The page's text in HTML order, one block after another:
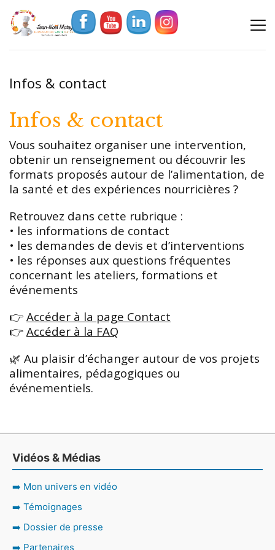
Infos & contact
Infos & contact
Vous souhaitez organiser une intervention,
obtenir un renseignement ou découvrir les
formats proposés autour de l’alimentation, de
la santé et des expériences nourricières ?
Retrouvez dans cette rubrique :
• les informations de contact
• les demandes de devis et d’interventions
• les réponses aux questions fréquentes
concernant les ateliers, formations et
événements
👉 Accéder à la page Contact
👉 Accéder à la FAQ
🌿 Au plaisir d’échanger autour de vos projets
alimentaires, pédagogiques ou
événementiels.
Vidéos & Médias
➡️ Mon univers en vidéo
➡️ Témoignages
➡️ Dossier de presse
➡️ Partenaires